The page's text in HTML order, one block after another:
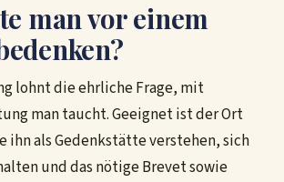
man vor einem
lohnt die ehrliche Frage, mit
man taucht. Geeignet ist der Ort
ihn als Gedenkstätte verstehen, sich
und das nötige Brevet sowie